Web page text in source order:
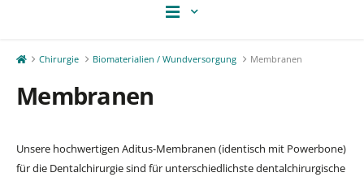
Chirurgie Biomaterialien / Wundversorgung Membranen
Membranen
Unsere hochwertigen Aditus-Membranen (identisch mit Powerbone)
für die Dentalchirurgie sind für unterschiedlichste dentalchirurgische